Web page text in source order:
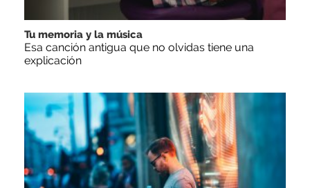
Tu memoria y la música
Esa canción antigua que no olvidas tiene una
explicación